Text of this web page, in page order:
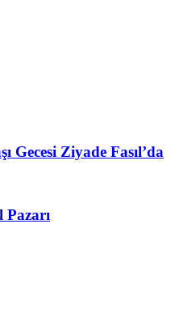
Gecesi Ziyade Fasıl’da